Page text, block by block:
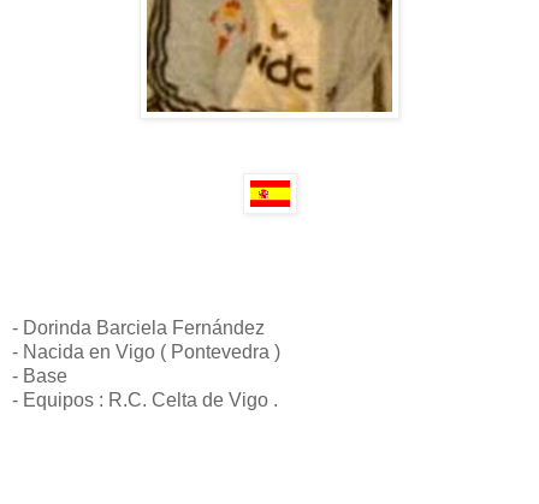
- Dorinda Barciela Fernández
- Nacida en Vigo ( Pontevedra )
- Base
- Equipos : R.C. Celta de Vigo .